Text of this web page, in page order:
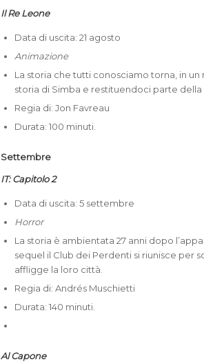
Il Re Leone
Data di uscita: 21 agosto
Animazione
La storia che tutti conosciamo torna, in
storia di Simba e restituendoci parte della
Regia di: Jon Favreau
Durata: 100 minuti.
Settembre
IT: Capitolo 2
Data di uscita: 5 settembre
Horror
La storia è ambientata 27 anni dopo
sequel il Club dei Perdenti si riunisce per
affligge la loro città.
Regia di: Andrés Muschietti
Durata: 140 minuti.
Al Capone